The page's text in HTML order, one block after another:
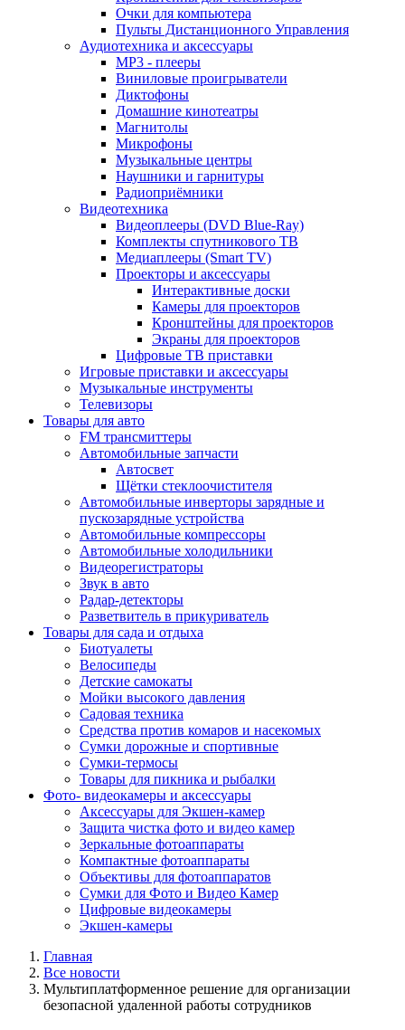
Очки для компьютера
Пульты Дистанционного Управления
Аудиотехника и аксессуары
MP3 - плееры
Виниловые проигрыватели
Диктофоны
Домашние кинотеатры
Магнитолы
Микрофоны
Музыкальные центры
Наушники и гарнитуры
Радиоприёмники
Видеотехника
Видеоплееры (DVD Blue-Ray)
Комплекты спутникового ТВ
Медиаплееры (Smart TV)
Проекторы и аксессуары
Интерактивные доски
Камеры для проекторов
Кронштейны для проекторов
Экраны для проекторов
Цифровые ТВ приставки
Игровые приставки и аксессуары
Музыкальные инструменты
Телевизоры
Товары для авто
FM трансмиттеры
Автомобильные запчасти
Автосвет
Щётки стеклоочистителя
Автомобильные инверторы зарядные и
пускозарядные устройства
Автомобильные компрессоры
Автомобильные холодильники
Видеорегистраторы
Звук в авто
Радар-детекторы
Разветвитель в прикуриватель
Товары для сада и отдыха
Биотуалеты
Велосипеды
Детские самокаты
Мойки высокого давления
Садовая техника
Средства против комаров и насекомых
Сумки дорожные и спортивные
Сумки-термосы
Товары для пикника и рыбалки
Фото- видеокамеры и аксессуары
Аксессуары для Экшен-камер
Защита чистка фото и видео камер
Зеркальные фотоаппараты
Компактные фотоаппараты
Объективы для фотоаппаратов
Сумки для Фото и Видео Камер
Цифровые видеокамеры
Экшен-камеры
Главная
Все новости
Мультиплатформенное решение для организации
безопасной удаленной работы сотрудников